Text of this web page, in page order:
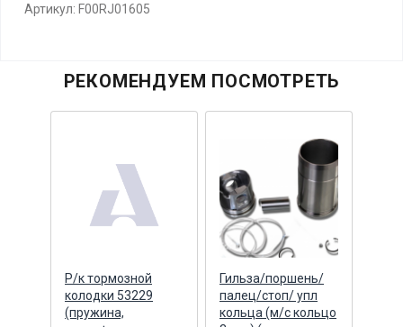
Артикул: F00RJ01605
РЕКОМЕНДУЕМ ПОСМОТРЕТЬ
Р/к тормозной
колодки 53229
(пружина,
Гильза/поршень/
палец/стоп/ упл
кольца (м/с кольцо